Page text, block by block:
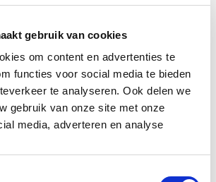
gebruik van cookies
om content en advertenties te
functies voor social media te bieden
te analyseren. Ook delen we
gebruik van onze site met onze
media, adverteren en analyse
Bas van der Veer is het
opslagplaats, maar ook een plek
hoopt dat architecten en
de toekomst zelf een kijkje komen
het ontwerp op tafel ligt. Want wie
toepassingen er nog in een oude
schuilgaan?